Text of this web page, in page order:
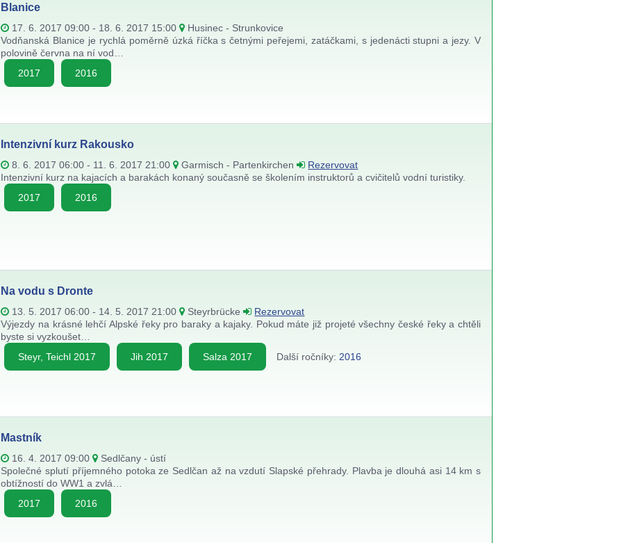
Blanice
17. 6. 2017 09:00 - 18. 6. 2017 15:00
Husinec - Strunkovice
Vodňanská Blanice je rychlá poměrně úzká říčka s četnými peřejemi, zatáčkami, s jedenácti stupni a jezy. V
polovině června na ní vod…
2017
2016
Intenzivní kurz Rakousko
8. 6. 2017 06:00 - 11. 6. 2017 21:00 Garmisch - Partenkirchen
Rezervovat
Intenzivní kurz na kajacích a barakách konaný současně se školením instruktorů a cvičitelů vodní turistiky.
2017
2016
Na vodu s Dronte
13. 5. 2017 06:00 - 14. 5. 2017 21:00 Steyrbrücke
Rezervovat
Výjezdy na krásné lehčí Alpské řeky pro baraky a kajaky. Pokud máte již projeté všechny české řeky a chtěli
byste si vyzkoušet…
Steyr, Teichl 2017
Jih 2017 Salza 2017 Další ročníky:2016
Mastník
16. 4. 2017 09:00
Sedlčany - ústí
Společné splutí příjemného potoka ze Sedlčan až na vzdutí Slapské přehrady. Plavba je dlouhá asi 14 km s
obtížností do WW1 a zvlá…
2017
2016